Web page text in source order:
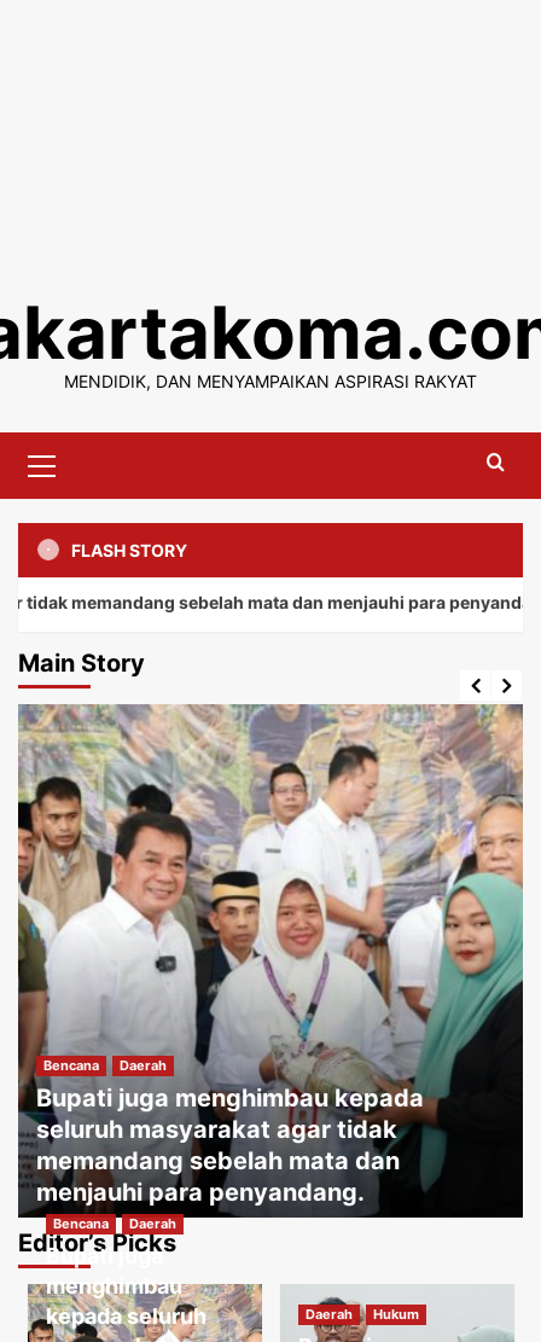
content
MENDIDIK, DAN MENYAMPAIKAN ASPIRASI RAKYAT
Menu
FLASH STORY
sebelah mata dan menjauhi para penyandang.
Main Story
Bencana Daerah
Bupati juga menghimbau kepada
seluruh masyarakat agar tidak
memandang sebelah mata dan
menjauhi para penyandang.
Jakartakoma Agustus 8, 2026
Editor’s Picks
Bencana Daerah
Bupati juga
menghimbau
kepada seluruh
Daerah Hukum
3
Daerah
Warga menguatirkan jika kabel jatuh
ketanah, membahayakan penduduk
sekitar.